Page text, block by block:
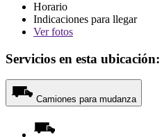
Horario
Indicaciones para llegar
Verfotos
Servicios en esta ubicación:
Camiones para mudanza